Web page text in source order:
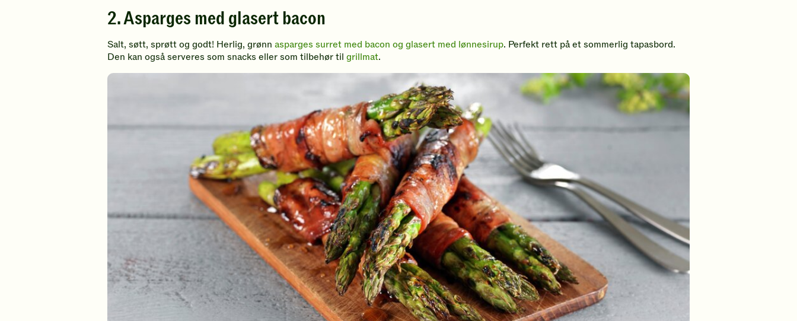
2. Asparges med glasert bacon
Salt, søtt, sprøtt og godt! Herlig, grønn asparges surret med bacon og glasert med lønnesirup. Perfekt rett på et sommerlig tapasbord.
Den kan også serveres som snacks eller som tilbehør til grillmat.